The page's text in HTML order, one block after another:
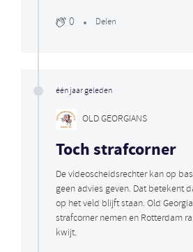
0 Delen
één jaar geleden
OLD GEORGIANS
Toch strafcorner
De videoscheidsrechter kan op
geen advies geven. Dat betekent
op het veld blijft staan. Old
strafcorner nemen en Rotterdam
kwijt.